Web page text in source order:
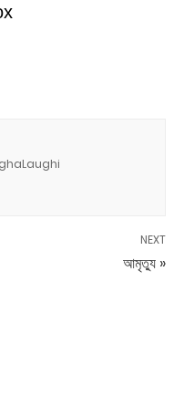
NEXT
আমৃত্যু »